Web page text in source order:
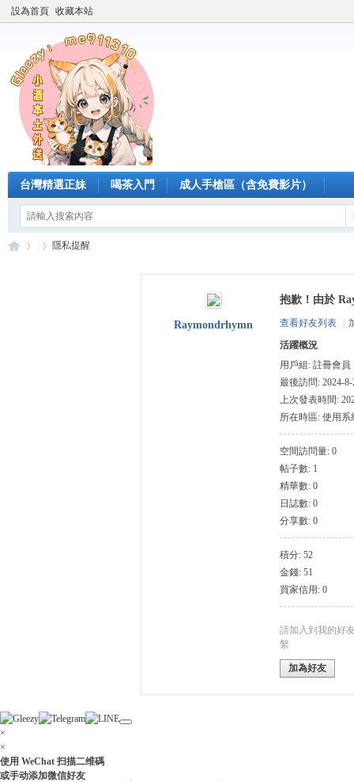
設為首頁 收藏本站
台灣精選正妹 喝茶入門 成人手槍區（含免費影片）
隱私提醒
Raymondrhymn
抱歉！由於
查看好友列表
活躍概況
用戶組: 註冊會員
最後訪問: 2024-8-
上次發表時間:
所在時區: 使用系
空間訪問量: 0
帖子數: 1
精華數: 0
日誌數: 0
分享數: 0
積分: 52
金錢: 51
買家信用: 0
請加入到我的好
繫
加為好友
×
×
使用 WeChat 扫描二维碼
或手动添加微信好友